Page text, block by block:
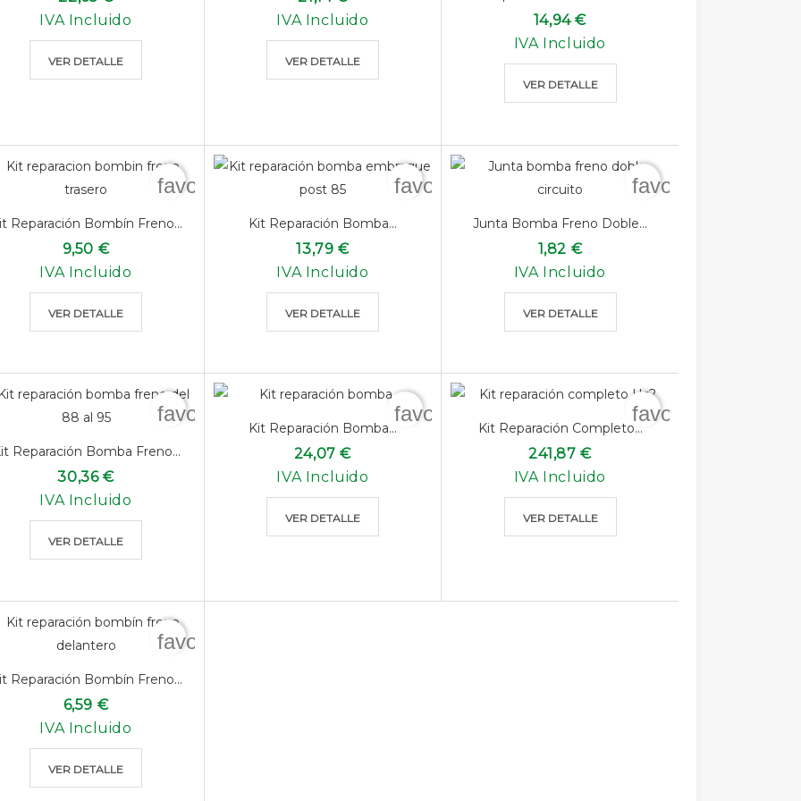
IVA Incluido
VER DETALLE
IVA Incluido
VER DETALLE
14,94 €
IVA Incluido
VER DETALLE
Reparación Bombín Freno...
9,50 €
IVA Incluido
VER DETALLE
favorite_border
Kit Reparación Bomba...
13,79 €
IVA Incluido
VER DETALLE
favorite_border
Junta Bomba Freno Doble...
1,82 €
IVA Incluido
VER DETALLE
favorite_border
Reparación Bomba Freno...
30,36 €
IVA Incluido
VER DETALLE
favorite_border
Kit Reparación Bomba...
24,07 €
IVA Incluido
VER DETALLE
favorite_border
Kit Reparación Completo...
241,87 €
IVA Incluido
VER DETALLE
favorite_border
Reparación Bombín Freno...
6,59 €
IVA Incluido
VER DETALLE
favorite_border